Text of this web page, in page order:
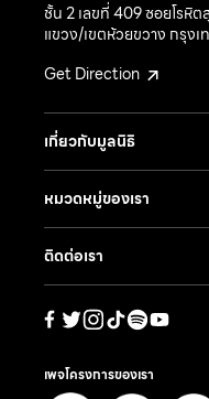
ชั้น 2 เลขที่ 409 ซอยโรหิ
แขวง/เขตห้วยขวาง กรุงเ
Get Direction
เกี่ยวกับมูลนิธิ
หมวดหมู่ของเรา
ติดต่อเรา
เพจโครงการของเรา